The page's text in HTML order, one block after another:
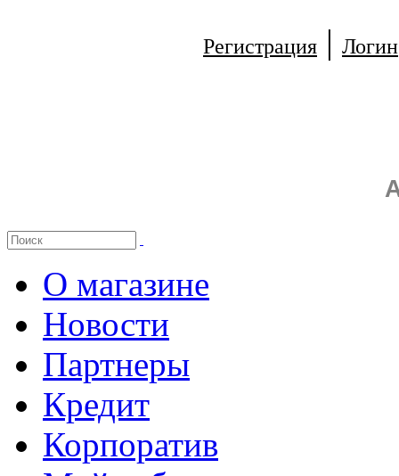
Регистрация | Логин
О магазине
Новости
Партнеры
Кредит
Корпоратив